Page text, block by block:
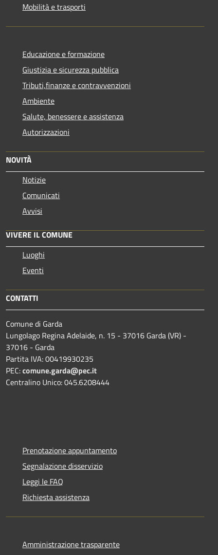
Mobilità e trasporti
Educazione e formazione
Giustizia e sicurezza pubblica
Tributi,finanze e contravvenzioni
Ambiente
Salute, benessere e assistenza
Autorizzazioni
NOVITÀ
Notizie
Comunicati
Avvisi
VIVERE IL COMUNE
Luoghi
Eventi
CONTATTI
Comune di Garda
Lungolago Regina Adelaide, n. 15 - 37016 Garda (VR) -
37016 - Garda
Partita IVA: 00419930235
PEC:comune.garda@pec.it
Centralino Unico: 045.6208444
Prenotazione appuntamento
Segnalazione disservizio
Leggi le FAQ
Richiesta assistenza
Amministrazione trasparente